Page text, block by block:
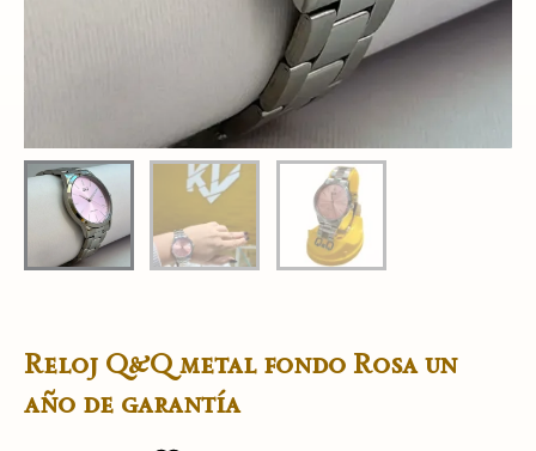
Reloj Q&Q metal fondo Rosa un
año de garantía